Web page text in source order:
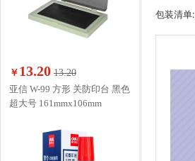
￥ 13.20 13.20
亚信 W-99 方形 关防印台 黑色
超大号 161mmx106mm
包装清单: